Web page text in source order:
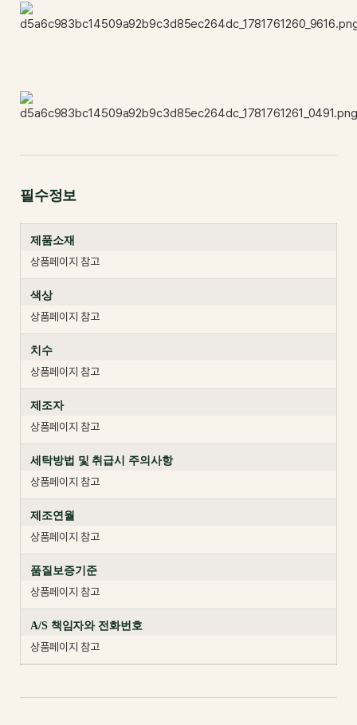
필수정보
제품소재
상품페이지 참고
색상
상품페이지 참고
치수
상품페이지 참고
제조자
상품페이지 참고
세탁방법 및 취급시 주의사항
상품페이지 참고
제조연월
상품페이지 참고
품질보증기준
상품페이지 참고
A/S 책임자와 전화번호
상품페이지 참고